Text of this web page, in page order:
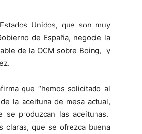
Unidos, que son muy
de España, negocie la
de la OCM sobre Boing, y
que “hemos solicitado al
la aceituna de mesa actual,
produzcan las aceitunas.
claras, que se ofrezca buena